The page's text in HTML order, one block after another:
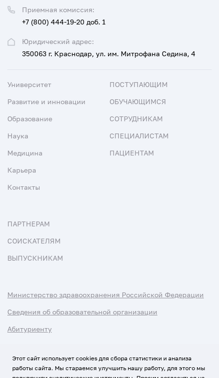
Юридический адрес:
350063 г. Краснодар, ул. им. Митрофана Седина, 4
Приемная комиссия:
+7 (800) 444-19-20 доб. 1
Университет
Развитие и инновации
Образование
Наука
Медицина
Карьера
Контакты
ПОСТУПАЮЩИМ
ОБУЧАЮЩИМСЯ
СОТРУДНИКАМ
СПЕЦИАЛИСТАМ
ПАЦИЕНТАМ
ПАРТНЕРАМ
СОИСКАТЕЛЯМ
ВЫПУСКНИКАМ
Министерство здравоохранения Российской Федерации
Сведения об образовательной организации
Абитуриенту
Этот сайт использует cookies для сбора статистики и анализа
работы сайта. Мы стараемся улучшить нашу работу, для этого мы